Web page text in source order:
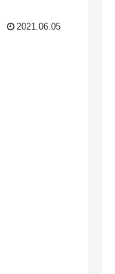
2021.06.05